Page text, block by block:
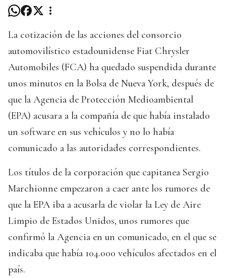
La cotización de las acciones del consorcio
automovilístico estadounidense Fiat Chrysler
Automobiles (FCA) ha quedado suspendida durante
unos minutos en la Bolsa de Nueva York, después de
que la Agencia de Protección Medioambiental
(EPA) acusara a la compañía de que había instalado
un software en sus vehículos y no lo había
comunicado a las autoridades correspondientes.
Los títulos de la corporación que capitanea Sergio
Marchionne empezaron a caer ante los rumores de
que la EPA iba a acusarla de violar la Ley de Aire
Limpio de Estados Unidos, unos rumores que
confirmó la Agencia en un comunicado, en el que se
indicaba que había 104.000 vehículos afectados en el
país.